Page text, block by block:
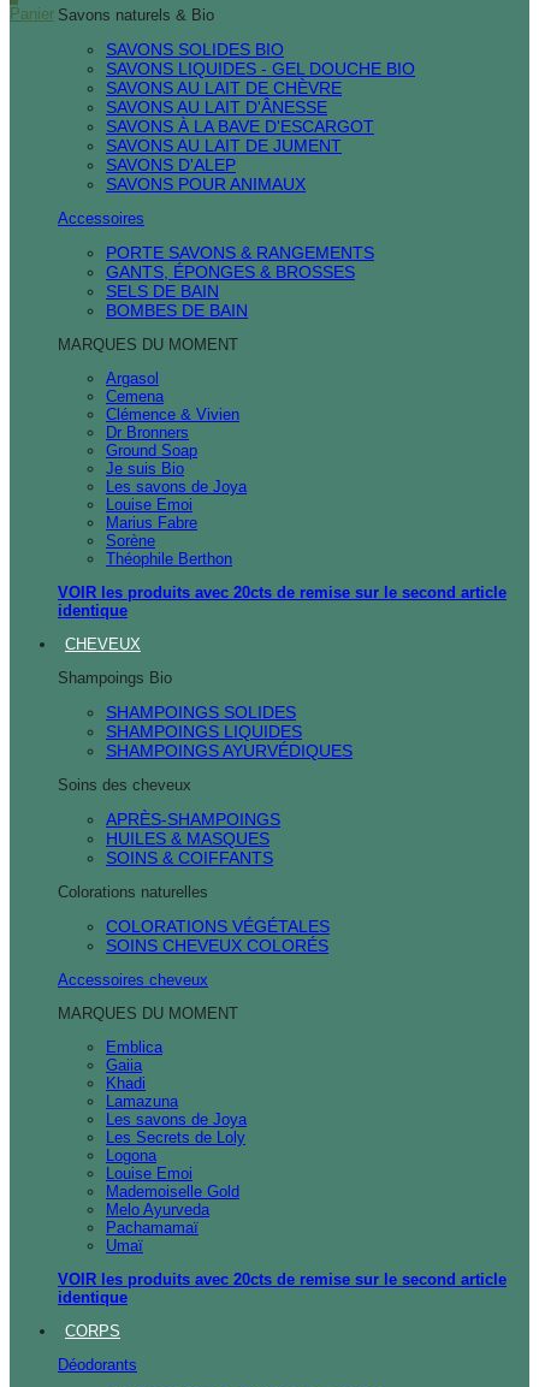
Panier Savons naturels & Bio
SAVONS SOLIDES BIO
SAVONS LIQUIDES - GEL DOUCHE BIO
SAVONS AU LAIT DE CHÈVRE
SAVONS AU LAIT D'ÂNESSE
SAVONS À LA BAVE D'ESCARGOT
SAVONS AU LAIT DE JUMENT
SAVONS D'ALEP
SAVONS POUR ANIMAUX
Accessoires
PORTE SAVONS & RANGEMENTS
GANTS, ÉPONGES & BROSSES
SELS DE BAIN
BOMBES DE BAIN
MARQUES DU MOMENT
Argasol
Cemena
Clémence & Vivien
Dr Bronners
Ground Soap
Je suis Bio
Les savons de Joya
Louise Emoi
Marius Fabre
Sorène
Théophile Berthon
VOIR les produits avec 20cts de remise sur le second article
identique
CHEVEUX
Shampoings Bio
SHAMPOINGS SOLIDES
SHAMPOINGS LIQUIDES
SHAMPOINGS AYURVÉDIQUES
Soins des cheveux
APRÈS-SHAMPOINGS
HUILES & MASQUES
SOINS & COIFFANTS
Colorations naturelles
COLORATIONS VÉGÉTALES
SOINS CHEVEUX COLORÉS
Accessoires cheveux
MARQUES DU MOMENT
Emblica
Gaiia
Khadi
Lamazuna
Les savons de Joya
Les Secrets de Loly
Logona
Louise Emoi
Mademoiselle Gold
Melo Ayurveda
Pachamamaï
Umaï
VOIR les produits avec 20cts de remise sur le second article
identique
CORPS
Déodorants